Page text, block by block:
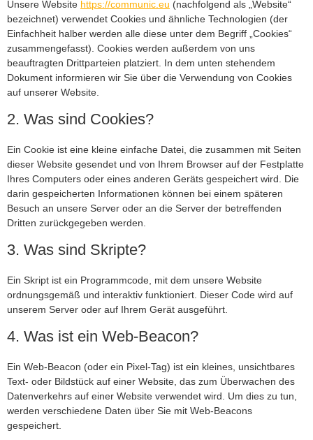
Unsere Website https://communic.eu (nachfolgend als „Website“
bezeichnet) verwendet Cookies und ähnliche Technologien (der
Einfachheit halber werden alle diese unter dem Begriff „Cookies“
zusammengefasst). Cookies werden außerdem von uns
beauftragten Drittparteien platziert. In dem unten stehendem
Dokument informieren wir Sie über die Verwendung von Cookies
auf unserer Website.
2. Was sind Cookies?
Ein Cookie ist eine kleine einfache Datei, die zusammen mit Seiten
dieser Website gesendet und von Ihrem Browser auf der Festplatte
Ihres Computers oder eines anderen Geräts gespeichert wird. Die
darin gespeicherten Informationen können bei einem späteren
Besuch an unsere Server oder an die Server der betreffenden
Dritten zurückgegeben werden.
3. Was sind Skripte?
Ein Skript ist ein Programmcode, mit dem unsere Website
ordnungsgemäß und interaktiv funktioniert. Dieser Code wird auf
unserem Server oder auf Ihrem Gerät ausgeführt.
4. Was ist ein Web-Beacon?
Ein Web-Beacon (oder ein Pixel-Tag) ist ein kleines, unsichtbares
Text- oder Bildstück auf einer Website, das zum Überwachen des
Datenverkehrs auf einer Website verwendet wird. Um dies zu tun,
werden verschiedene Daten über Sie mit Web-Beacons
gespeichert.